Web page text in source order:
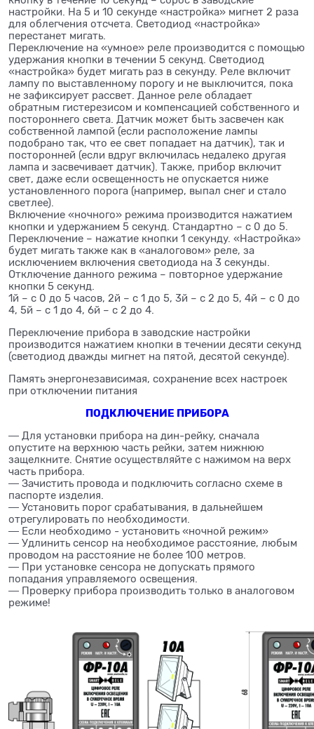
настройки. На 5 и 10 секунде «настройка» мигнет 2 раза
для облегчения отсчета. Светодиод «настройка»
перестанет мигать.
Переключение на «умное» реле производится с помощью
удержания кнопки в течении 5 секунд. Светодиод
«настройка» будет мигать раз в секунду. Реле включит
лампу по выставленному порогу и не выключится, пока
не зафиксирует рассвет. Данное реле обладает
обратным гистерезисом и компенсацией собственного и
постороннего света. Датчик может быть засвечен как
собственной лампой (если расположение лампы
подобрано так, что ее свет попадает на датчик), так и
посторонней (если вдруг включилась недалеко другая
лампа и засвечивает датчик). Также, прибор включит
свет, даже если освещенность не опускается ниже
установленного порога (например, выпал снег и стало
светлее).
Включение «ночного» режима производится нажатием
кнопки и удержанием 5 секунд. Стандартно – с 0 до 5.
Переключение – нажатие кнопки 1 секунду. «Настройка»
будет мигать также как в «аналоговом» реле, за
исключением включения светодиода на 3 секунды.
Отключение данного режима – повторное удержание
кнопки 5 секунд.
1й – с 0 до 5 часов, 2й – с 1 до 5, 3й – с 2 до 5, 4й – с 0 до
4, 5й – с 1 до 4, 6й – с 2 до 4.
Переключение прибора в заводские настройки
производится нажатием кнопки в течении десяти секунд
(светодиод дважды мигнет на пятой, десятой секунде).
Память энергонезависимая, сохранение всех настроек
при отключении питания
ПОДКЛЮЧЕНИЕ ПРИБОРА
― Для установки прибора на дин-рейку, сначала
опустите на верхнюю часть рейки, затем нижнюю
защелкните. Снятие осуществляйте с нажимом на верх
часть прибора.
― Зачистить провода и подключить согласно схеме в
паспорте изделия.
― Установить порог срабатывания, в дальнейшем
отрегулировать по необходимости.
― Если необходимо - установить «ночной режим»
― Удлинить сенсор на необходимое расстояние, любым
проводом на расстояние не более 100 метров.
― При установке сенсора не допускать прямого
попадания управляемого освещения.
― Проверку прибора производить только в аналоговом
режиме!